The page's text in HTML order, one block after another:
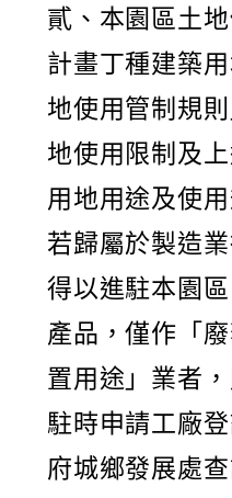
貳、本園區土
計畫丁種建築
地使用管制規
地使用限制及
用地用途及使
若歸屬於製造
得以進駐本園
產品，僅作「
置用途」業者
駐時申請工廠
府城鄉發展處